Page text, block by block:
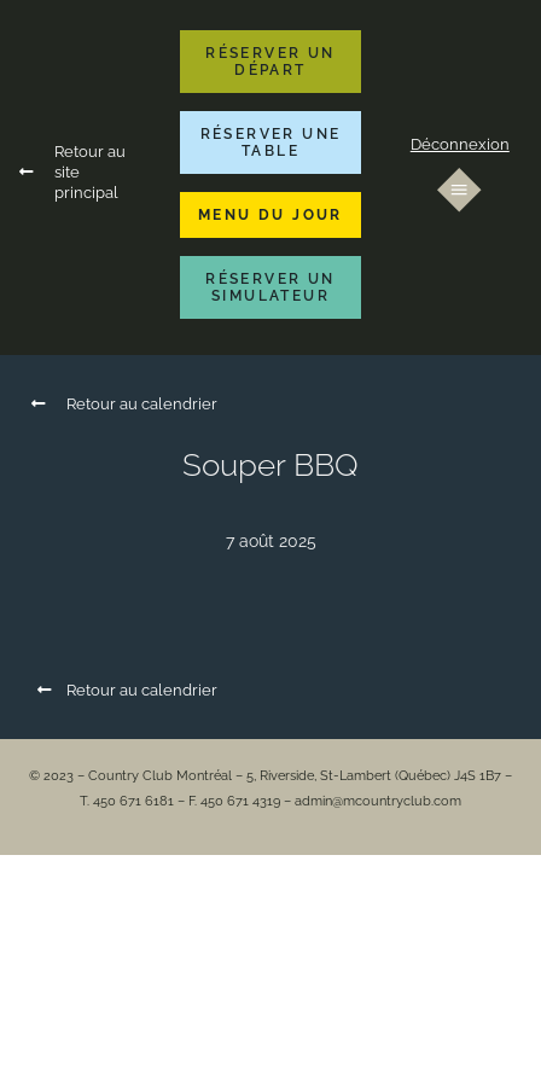
Retour au
site
principal
RÉSERVER UN
DÉPART
RÉSERVER UNE
TABLE
MENU DU JOUR
RÉSERVER UN
SIMULATEUR
Déconnexion
Retour au calendrier
Souper BBQ
7 août 2025
Retour au calendrier
© 2023 – Country Club Montréal – 5, Riverside, St-Lambert (Québec) J4S 1B7 –
T. 450 671 6181 – F. 450 671 4319 – admin@mcountryclub.com